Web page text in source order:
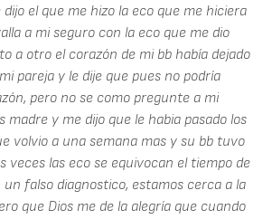
el que me hizo la eco que me hiciera
a mi seguro con la eco que me dio
a otro el corazón de mi bb había dejado
pareja y le dije que pues no podría
pero no se como pregunte a mi
madre y me dijo que le habia pasado los
volvio a una semana mas y su bb tuvo
veces las eco se equivocan el tiempo de
falso diagnostico, estamos cerca a la
que Dios me de la alegría que cuando